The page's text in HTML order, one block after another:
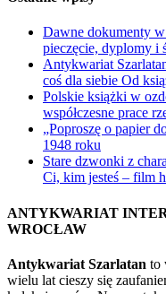
Dawne dokumenty
pieczęcie, dyplomy i
Antykwariat
coś dla siebie Od
Polskie książki w
współczesne prace
„Poproszę o papier
1948 roku
Stare dzwonki z
Ci, kim jesteś – film
ANTYKWARIAT
WROCŁAW
Antykwariat Szarlatan to
wielu lat cieszy się